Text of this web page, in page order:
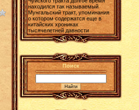
находился так называемый
Мунгальский тракт, упоминания
о котором содержатся еще в
китайских хрониках
тысячелетней давности
Поиск